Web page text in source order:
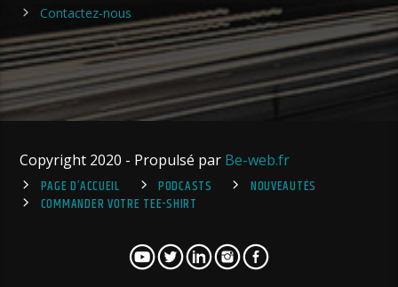
Contactez-nous
Copyright 2020 - Propulsé par Be-web.fr
PAGE D’ACCUEIL
PODCASTS
NOUVEAUTÉS
COMMANDER VOTRE TEE-SHIRT